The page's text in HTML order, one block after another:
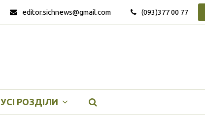
editor.sichnews@gmail.com (093)377 00 77
УСІ РОЗДІЛИ